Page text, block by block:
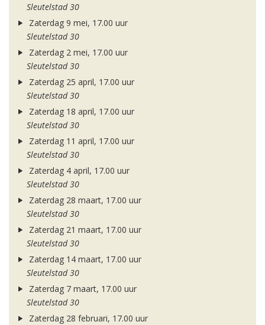
Sleutelstad 30
Zaterdag 9 mei, 17.00 uur
Sleutelstad 30
Zaterdag 2 mei, 17.00 uur
Sleutelstad 30
Zaterdag 25 april, 17.00 uur
Sleutelstad 30
Zaterdag 18 april, 17.00 uur
Sleutelstad 30
Zaterdag 11 april, 17.00 uur
Sleutelstad 30
Zaterdag 4 april, 17.00 uur
Sleutelstad 30
Zaterdag 28 maart, 17.00 uur
Sleutelstad 30
Zaterdag 21 maart, 17.00 uur
Sleutelstad 30
Zaterdag 14 maart, 17.00 uur
Sleutelstad 30
Zaterdag 7 maart, 17.00 uur
Sleutelstad 30
Zaterdag 28 februari, 17.00 uur